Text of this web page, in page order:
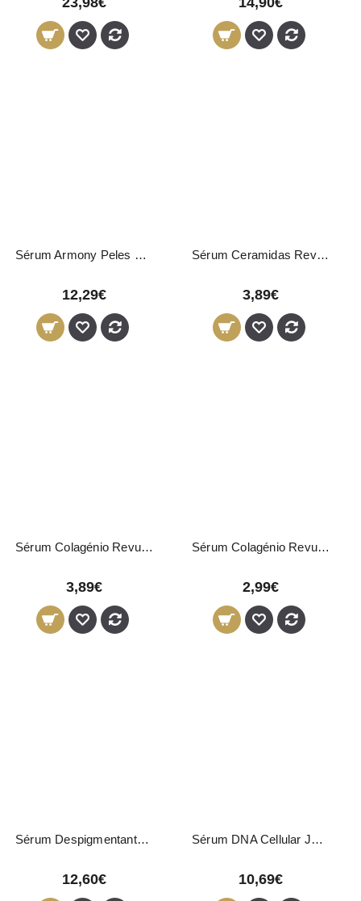
Sérum Armony Peles Oleosas LeviSsime 50ml
12,29€
Sérum Ceramidas Revuele 30ml
3,89€
Sérum Colagénio Revuele 30ml
3,89€
Sérum Colagénio Revuele 35ml
2,99€
Sérum Despigmentante White2 LeviSsime 50ml
12,60€
Sérum DNA Cellular Jean Claude Olivier 30ml
10,69€